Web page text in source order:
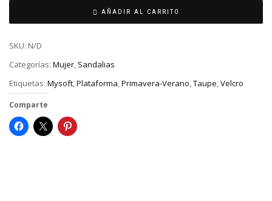
AÑADIR AL CARRITO
SKU: N/D
Categorías: Mujer, Sandalias
Etiquetas: Mysoft,Plataforma,Primavera-Verano,Taupe,Velcro
Comparte